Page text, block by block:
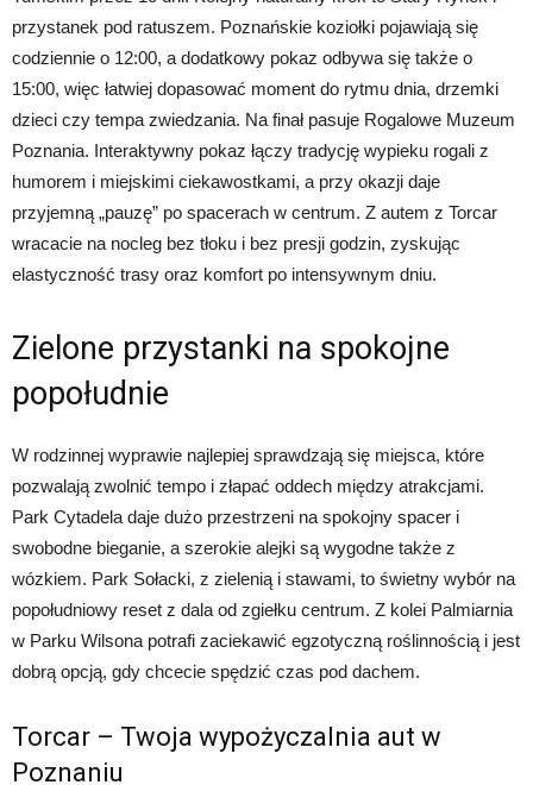
przystanek pod ratuszem. Poznańskie koziołki pojawiają się
codziennie o 12:00, a dodatkowy pokaz odbywa się także o
15:00, więc łatwiej dopasować moment do rytmu dnia, drzemki
dzieci czy tempa zwiedzania. Na finał pasuje Rogalowe Muzeum
Poznania. Interaktywny pokaz łączy tradycję wypieku rogali z
humorem i miejskimi ciekawostkami, a przy okazji daje
przyjemną „pauzę” po spacerach w centrum. Z autem z Torcar
wracacie na nocleg bez tłoku i bez presji godzin, zyskując
elastyczność trasy oraz komfort po intensywnym dniu.
Zielone przystanki na spokojne
popołudnie
W rodzinnej wyprawie najlepiej sprawdzają się miejsca, które
pozwalają zwolnić tempo i złapać oddech między atrakcjami.
Park Cytadela daje dużo przestrzeni na spokojny spacer i
swobodne bieganie, a szerokie alejki są wygodne także z
wózkiem. Park Sołacki, z zielenią i stawami, to świetny wybór na
popołudniowy reset z dala od zgiełku centrum. Z kolei Palmiarnia
w Parku Wilsona potrafi zaciekawić egzotyczną roślinnością i jest
dobrą opcją, gdy chcecie spędzić czas pod dachem.
Torcar – Twoja wypożyczalnia aut w
Poznaniu